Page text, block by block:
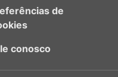
de
conosco